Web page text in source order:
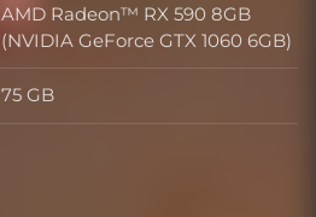
Grafikkarte
AMD Radeon™ RX 590 8GB
(NVIDIA GeForce GTX 1060 6GB)
Festplattenspeicher
75 GB